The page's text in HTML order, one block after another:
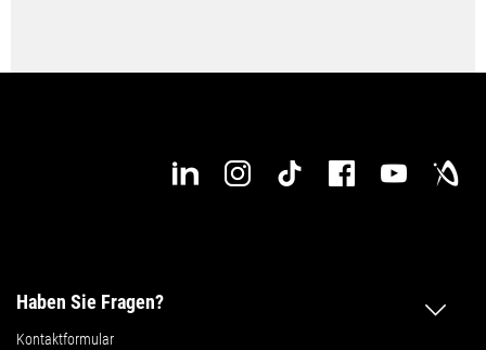
Haben Sie Fragen?
Kontaktformular